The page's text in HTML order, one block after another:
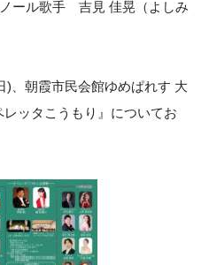
ール歌手 吉見 佳晃（よしみ
、朝霞市民会館ゆめぱれす 大
ッタこうもり』についてお